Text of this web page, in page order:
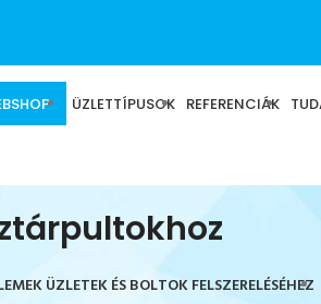
ÜZLETTÍPUSOK REFERENCIÁK
ÜZLETEK ÉS BOLTOK FELSZERELÉSÉHEZ